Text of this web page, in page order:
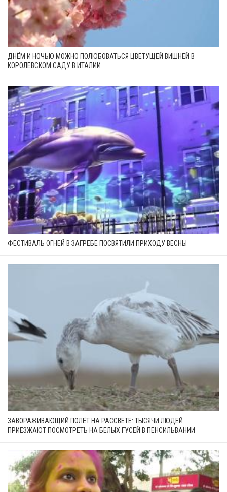
ДНЁМ И НОЧЬЮ МОЖНО ПОЛЮБОВАТЬСЯ ЦВЕТУЩЕЙ ВИШНЕЙ В
КОРОЛЕВСКОМ САДУ В ИТАЛИИ
ФЕСТИВАЛЬ ОГНЕЙ В ЗАГРЕБЕ ПОСВЯТИЛИ ПРИХОДУ ВЕСНЫ
ЗАВОРАЖИВАЮЩИЙ ПОЛЁТ НА РАССВЕТЕ: ТЫСЯЧИ ЛЮДЕЙ
ПРИЕЗЖАЮТ ПОСМОТРЕТЬ НА БЕЛЫХ ГУСЕЙ В ПЕНСИЛЬВАНИИ